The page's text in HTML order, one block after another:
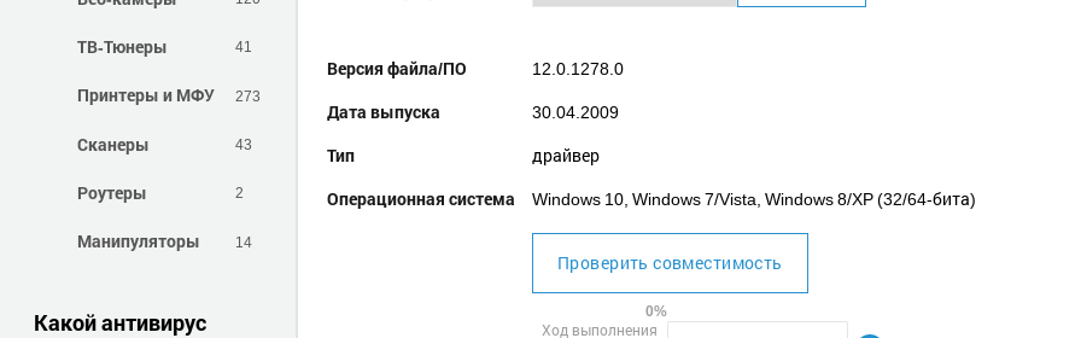
ТВ-Тюнеры 41
Принтеры и МФУ 273
Сканеры 43
Роутеры 2
Манипуляторы 14
Какой антивирус
Версия файла/ПО
12.0.1278.0
Дата выпуска
30.04.2009
Тип
драйвер
Операционная система
Windows 10, Windows 7/Vista, Windows 8/XP (32/64-бита)
Проверить совместимость
Ход выполнения
0%